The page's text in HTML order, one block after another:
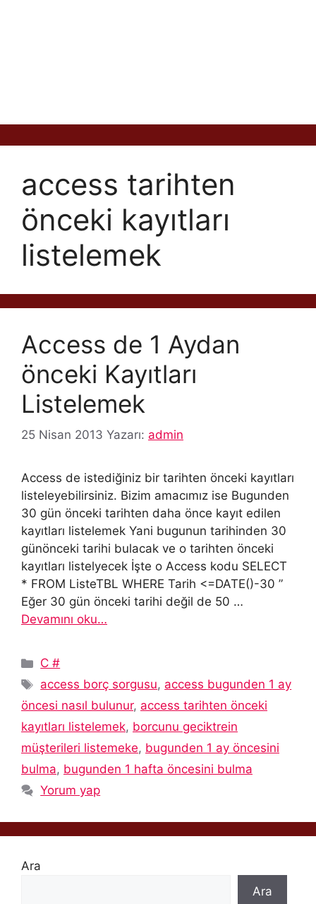
access tarihten
önceki kayıtları
listelemek
Access de 1 Aydan
önceki Kayıtları
Listelemek
25 Nisan 2013 Yazarı: admin
Access de istediğiniz bir tarihten önceki kayıtları
listeleyebilirsiniz. Bizim amacımız ise Bugunden
30 gün önceki tarihten daha önce kayıt edilen
kayıtları listelemek Yani bugunun tarihinden 30
günönceki tarihi bulacak ve o tarihten önceki
kayıtları listelyecek İşte o Access kodu SELECT
* FROM ListeTBL WHERE Tarih <=DATE()-30 ”
Eğer 30 gün önceki tarihi değil de 50 …
Devamını oku…
Kategoriler
C #
Etiketler
access borç sorgusu, access bugunden 1 ay
öncesi nasıl bulunur, access tarihten önceki
kayıtları listelemek, borcunu geciktrein
müşterileri listemeke, bugunden 1 ay öncesini
bulma, bugunden 1 hafta öncesini bulma
Yorum yap
Ara
Ara